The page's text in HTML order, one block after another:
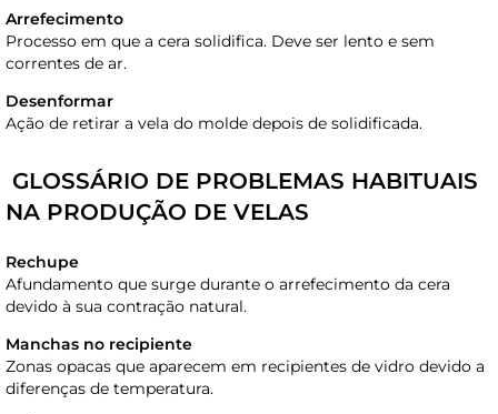
Arrefecimento
Processo em que a cera solidifica. Deve ser lento e sem
correntes de ar.
Desenformar
Ação de retirar a vela do molde depois de solidificada.
GLOSSÁRIO DE PROBLEMAS HABITUAIS
NA PRODUÇÃO DE VELAS
Rechupe
Afundamento que surge durante o arrefecimento da cera
devido à sua contração natural.
Manchas no recipiente
Zonas opacas que aparecem em recipientes de vidro devido a
diferenças de temperatura.